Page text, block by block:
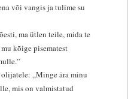
või vangis ja tulime su
ma ütlen teile, mida te
kõige pisematest
„Minge ära minu
mis on valmistatud